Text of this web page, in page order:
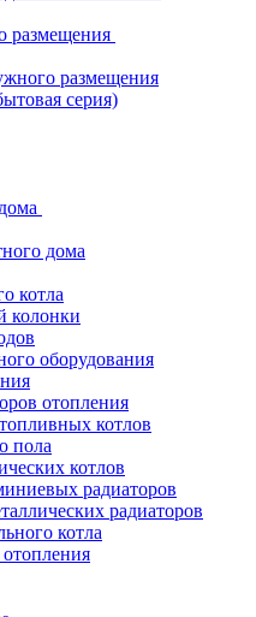
размещения
размещения
серия)
дома
котла
колонки
оборудования
отопления
котлов
пола
котлов
радиаторов
радиаторов
котла